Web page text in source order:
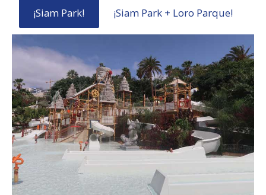
¡Siam Park! ¡Siam Park + Loro Parque!